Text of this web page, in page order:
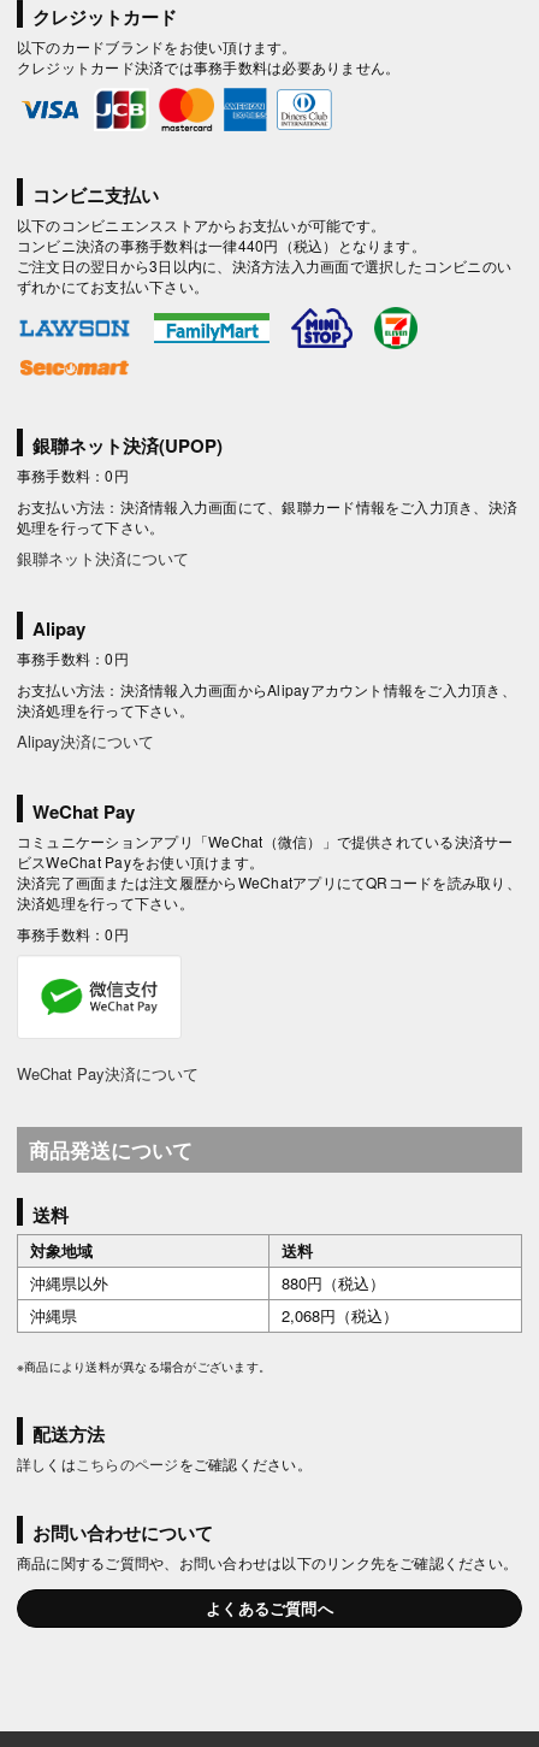
クレジットカード
以下のカードブランドをお使い頂けます。
クレジットカード決済では事務手数料は必要ありません。
コンビニ支払い
以下のコンビニエンスストアからお支払いが可能です。
コンビニ決済の事務手数料は一律440円（税込）となります。
ご注文日の翌日から3日以内に、決済方法入力画面で選択したコンビニのい
ずれかにてお支払い下さい。
銀聯ネット決済(UPOP)
事務手数料：0円
お支払い方法：決済情報入力画面にて、銀聯カード情報をご入力頂き、決済
処理を行って下さい。
銀聯ネット決済について
Alipay
事務手数料：0円
お支払い方法：決済情報入力画面からAlipayアカウント情報をご入力頂き、
決済処理を行って下さい。
Alipay決済について
WeChat Pay
コミュニケーションアプリ「WeChat（微信）」で提供されている決済サー
ビスWeChat Payをお使い頂けます。
決済完了画面または注文履歴からWeChatアプリにてQRコードを読み取り、
決済処理を行って下さい。
事務手数料：0円
WeChat Pay決済について
商品発送について
送料
対象地域
送料
沖縄県以外
880円（税込）
沖縄県
2,068円（税込）
※商品により送料が異なる場合がございます。
配送方法
詳しくは こちらのページをご確認ください。
お問い合わせについて
商品に関するご質問や、お問い合わせは以下のリンク先をご確認ください。
よくあるご質問へ